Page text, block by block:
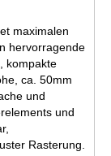
maximalen
hervorragende
kompakte
ca. 50mm
und
und
Rasterung.